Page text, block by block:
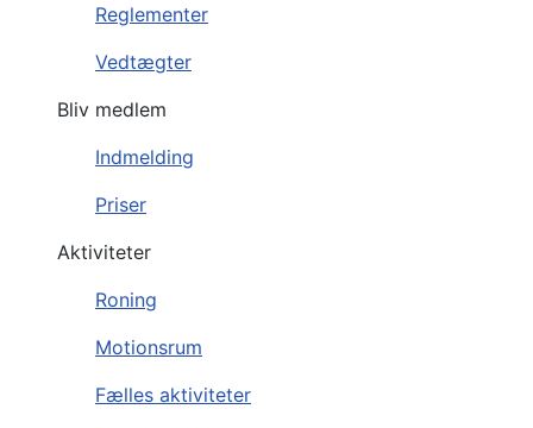
Reglementer
Vedtægter
Bliv medlem
Indmelding
Priser
Aktiviteter
Roning
Motionsrum
Fælles aktiviteter